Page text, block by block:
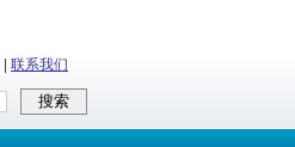
联系我们